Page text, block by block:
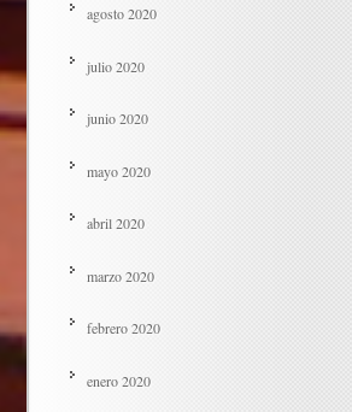
agosto 2020
julio 2020
junio 2020
mayo 2020
abril 2020
marzo 2020
febrero 2020
enero 2020